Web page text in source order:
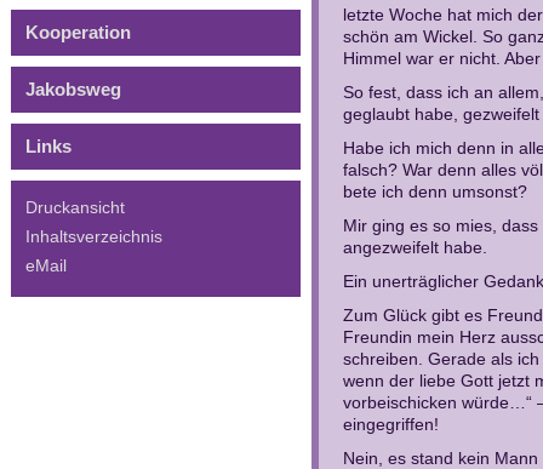
Kooperation
Jakobsweg
Links
Druckansicht
Inhaltsverzeichnis
eMail
letzte Woche hat mich
schön am Wickel. So
Himmel war er nicht.
So fest, dass ich an
geglaubt habe,
Habe ich mich denn in
falsch? War denn alles
bete ich denn umsonst?
Mir ging es so mies,
angezweifelt habe.
Ein unerträglicher
Zum Glück gibt es
Freundin mein Herz
schreiben. Gerade als
wenn der liebe Gott jetzt
vorbeischicken würde…“
eingegriffen!
Nein, es stand kein